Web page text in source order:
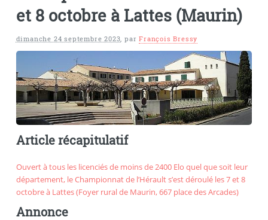
et 8 octobre à Lattes (Maurin)
dimanche 24 septembre 2023,parFrançois Bressy
Article récapitulatif
Ouvert à tous les licenciés de moins de 2400 Elo quel que soit leur
département, le Championnat de l’Hérault s’est déroulé les 7 et 8
octobre à Lattes (Foyer rural de Maurin, 667 place des Arcades)
Annonce